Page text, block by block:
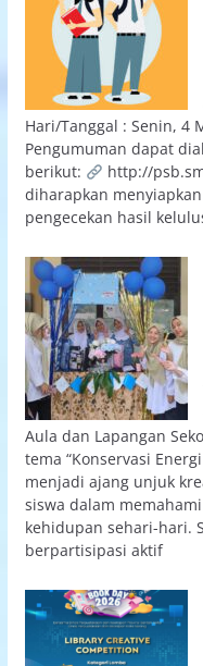
Hari/Tanggal : Senin, 4
Pengumuman dapat
berikut:
http://
diharapkan
pengecekan hasil
Aula dan Lapangan
tema “Konservasi
menjadi ajang unjuk
siswa dalam
kehidupan sehari-hari.
berpartisipasi aktif